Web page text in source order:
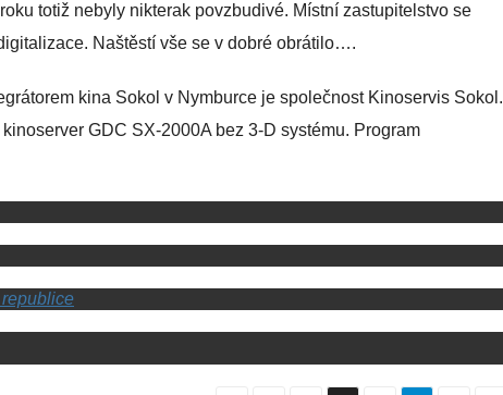
totiž nebyly nikterak povzbudivé. Místní zastupitelstvo se
Naštěstí vše se v dobré obrátilo….
kina Sokol v Nymburce je společnost Kinoservis Sokol.
GDC SX-2000A bez 3-D systému. Program